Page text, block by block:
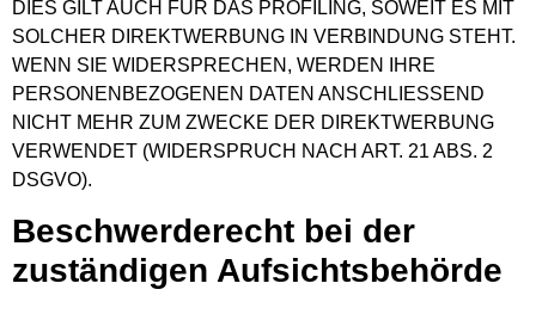
DIES GILT AUCH FÜR DAS PROFILING, SOWEIT ES MIT
SOLCHER DIREKTWERBUNG IN VERBINDUNG STEHT.
WENN SIE WIDERSPRECHEN, WERDEN IHRE
PERSONENBEZOGENEN DATEN ANSCHLIESSEND
NICHT MEHR ZUM ZWECKE DER DIREKTWERBUNG
VERWENDET (WIDERSPRUCH NACH ART. 21 ABS. 2
DSGVO).
Beschwerde­recht bei der
zuständigen Aufsichts­behörde